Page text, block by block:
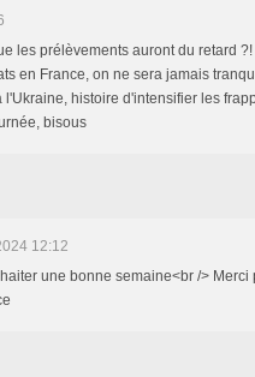
les prélèvements auront du retard
en France, on ne sera jamais
l'Ukraine, histoire d'intensifier les
bisous
12:12
une bonne semaine<br />